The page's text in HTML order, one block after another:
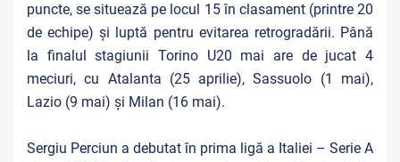
puncte, se situează pe locul 15 în clasament (printre 20
de echipe) și luptă pentru evitarea retrogradării. Până
la finalul stagiunii Torino U20 mai are de jucat 4
meciuri, cu Atalanta (25 aprilie), Sassuolo (1 mai),
Lazio (9 mai) și Milan (16 mai).
Sergiu Perciun a debutat în prima ligă a Italiei – Serie A